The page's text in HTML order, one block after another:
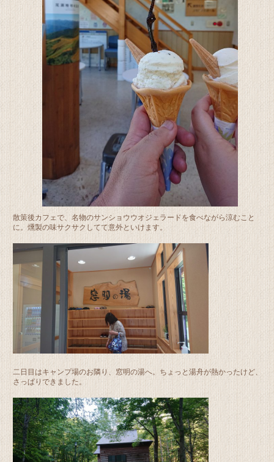
散策後カフェで、名物のサンショウウオジェラードを食べながら涼むこと
に。燻製の味サクサクしてて意外といけます。
二日目はキャンプ場のお隣り、窓明の湯へ。ちょっと湯舟が熱かったけど、
さっぱりできました。